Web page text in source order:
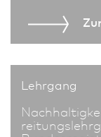
Lehrgang